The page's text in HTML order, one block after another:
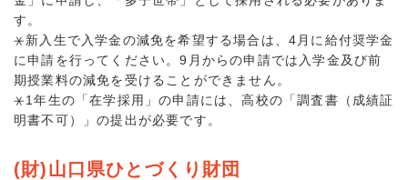
す。
⚹新入生で入学金の減免を希望する場合は、4月に給付奨学金
に申請を行ってください。9月からの申請では入学金及び前
期授業料の減免を受けることができません。
⚹1年生の「在学採用」の申請には、高校の「調査書（成績証
明書不可）」の提出が必要です。
(財)山口県ひとづくり財団